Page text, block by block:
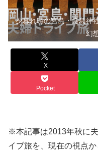
夕暮れ時の宮島・厳島神
幻
X
Pocket
※本記事は2013年秋に
イブ旅を、現在の視点